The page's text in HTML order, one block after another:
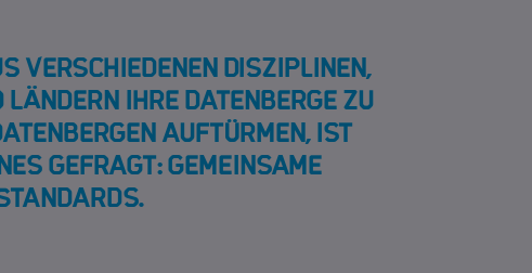
verschiedenen Disziplinen,
ihre Datenberge zu
auftürmen, ist
gefragt: gemeinsame